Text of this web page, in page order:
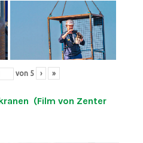
von 5 › »
(Film von Zenter